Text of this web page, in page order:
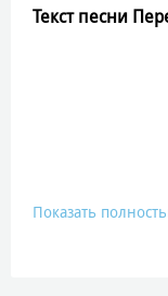
Текст песни
Показать